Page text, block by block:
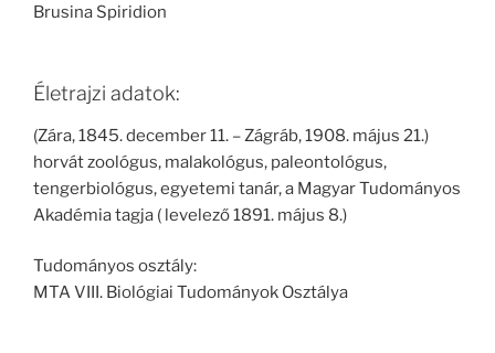
Brusina Spiridion
Életrajzi adatok:
(Zára, 1845. december 11. – Zágráb, 1908. május 21.)
horvát zoológus, malakológus, paleontológus,
tengerbiológus, egyetemi tanár, a Magyar Tudományos
Akadémia tagja ( levelező 1891. május 8.)
Tudományos osztály:
MTA VIII. Biológiai Tudományok Osztálya